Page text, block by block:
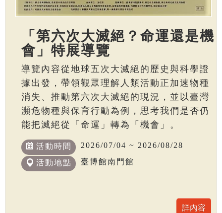
「第六次大滅絕？命運還是機
會」特展導覽
導覽內容從地球五次大滅絕的歷史與科學證
據出發，帶領觀眾理解人類活動正加速物種
消失、推動第六次大滅絕的現況，並以臺灣
瀕危物種與保育行動為例，思考我們是否仍
能把滅絕從「命運」轉為「機會」。
活動時間 2026/07/04 ~ 2026/08/28
活動地點 臺博館南門館